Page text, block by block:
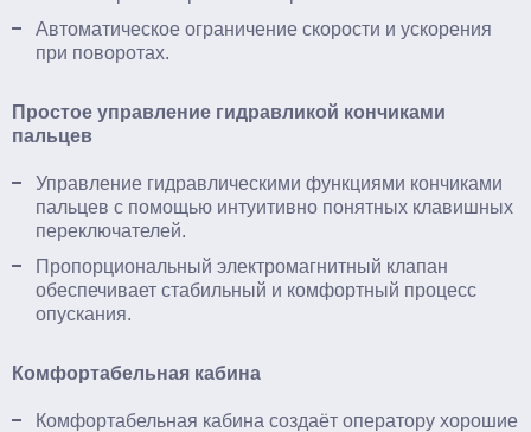
Автоматическое ограничение скорости и ускорения
при поворотах.
Простое управление гидравликой кончиками
пальцев
Управление гидравлическими функциями кончиками
пальцев с помощью интуитивно понятных клавишных
переключателей.
Пропорциональный электромагнитный клапан
обеспечивает стабильный и комфортный процесс
опускания.
Комфортабельная кабина
Комфортабельная кабина создаёт оператору хорошие